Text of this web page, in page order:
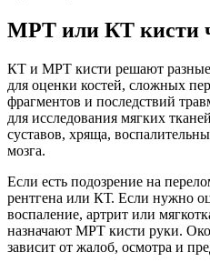
МРТ или КТ кисти
КТ и МРТ кисти решают
для оценки костей, сложных
фрагментов и последствий
для исследования мягких
суставов, хряща,
мозга.
Если есть подозрение на
рентгена или КТ. Если нужно
воспаление, артрит или
назначают МРТ кисти руки.
зависит от жалоб, осмотра и